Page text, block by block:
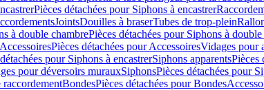
Pièces détachées pour Siphons à encastrer
JointsDouilles à braserTubes de trop-plein
à double chambrePièces détachées pour Siphons à
AccessoiresPièces détachées pour AccessoiresVidages pour
pour Siphons à encastrerSiphons apparentsPièces
pour déversoirs murauxSiphonsPièces détachées pour
raccordementBondesPièces détachées pour Bondes